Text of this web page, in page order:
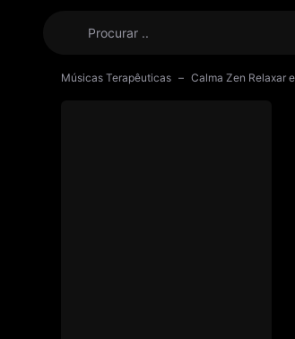
Músicas Terapêuticas Calma Zen Relaxar